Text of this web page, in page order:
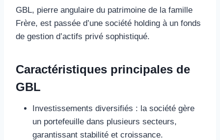
GBL, pierre angulaire du patrimoine de la famille
Frère, est passée d’une société holding à un fonds
de gestion d’actifs privé sophistiqué.
Caractéristiques principales de
GBL
Investissements diversifiés : la société gère
un portefeuille dans plusieurs secteurs,
garantissant stabilité et croissance.